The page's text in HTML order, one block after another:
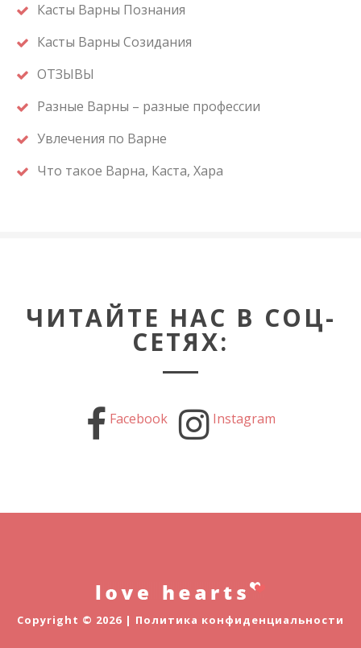
Касты Варны Познания
Касты Варны Созидания
ОТЗЫВЫ
Разные Варны – разные профессии
Увлечения по Варне
Что такое Варна, Каста, Хара
ЧИТАЙТЕ НАС В СОЦ-
СЕТЯХ:
Facebook Instagram
Copyright © 2026 | Политика конфиденциальности